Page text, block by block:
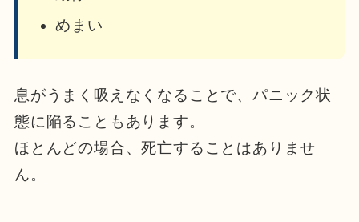
めまい
息がうまく吸えなくなることで、パニック状
態に陥ることもあります。
ほとんどの場合、死亡することはありませ
ん。